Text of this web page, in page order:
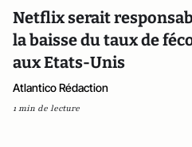
Netflix serait
la baisse du taux de
aux Etats-Unis
Atlantico Rédaction
1 min de lecture